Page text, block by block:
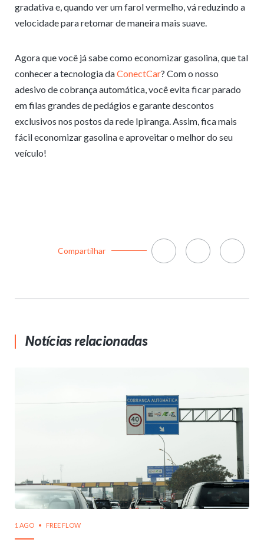
Compartilhar
gradativa e, quando ver um farol vermelho, vá reduzindo a
velocidade para retomar de maneira mais suave.
Agora que você já sabe como economizar gasolina, que tal
conhecer a tecnologia daConectCar? Com o nosso
adesivo de cobrança automática, você evita ficar parado
em filas grandes de pedágios e garante descontos
exclusivos nos postos da rede Ipiranga. Assim, fica mais
fácil economizar gasolina e aproveitar o melhor do seu
veículo!
Notícias relacionadas
1 AGO FREE FLOW